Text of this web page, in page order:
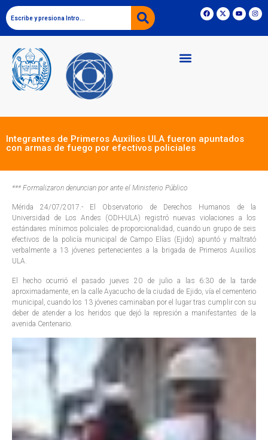
Integrantes de Primeros Auxilios ULA fueron apuntados
con armas de fuego por efectivos policiales
*** Formalizaron denuncian por ante el Ministerio Público
Mérida 24/07/2017.- El Observatorio de Derechos Humanos de la
Universidad de Los Andes (ODH-ULA) registró nuevas violaciones a los
estándares mínimos policiales de proporcionalidad, cuando un grupo de seis
efectivos de la policía municipal de Campo Elías (Ejido) apuntó y maltrató
verbalmente a 13 jóvenes pertenecientes a la brigada de Primeros Auxilios
ULA.
El hecho ocurrió el pasado jueves 20 de julio a las 6:30 de la tarde
aproximadamente, en la calle Ayacucho de la ciudad de Ejido, vía el cementerio
municipal, cuando los 13 jóvenes caminaban por el lugar tras cumplir con su
deber de atender a los heridos que dejó la represión a manifestantes de la
avenida Centenario.